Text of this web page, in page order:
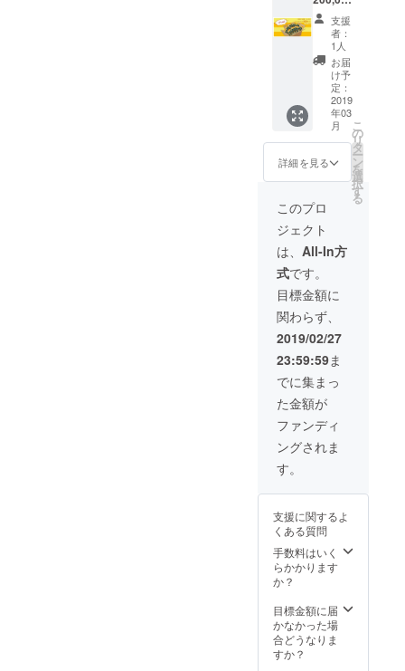
す。 ※1
円単位
は切り
捨てて
おりま
す。 ※
割引に
送料は
含まれ
ませ
ん。
として
沢山配
りた
い！』
等のご
要望に
お応え
し、50
個SET
をご用
意致し
円単位
は切り
捨てて
おりま
す。 ※1
箱に50
個まと
めてお
入れし
た状態
でのお
届けで
す。
円より
55％off
！！ 大
容量！
店舗・
法人向
けLordy
Roedy1
00個
SET 支
援額：
90,000
円(消費
税及び
送料込)
『商品
を仕入
れた
い！』
『販促
品とし
て使用
した
い！』
等のご
要望に
お応え
し、100
個SET
をご用
た！ な
半額以
下の
55％off
！！こ
の機会
お買い
求めく
ださ
い。 ※1
支援
者：
1人
お届
け予
定：
2019
年03
月
詳細を見る
こ
の
リ
タ
ー
ン
を
選
択
す
る
このプロ
ジェクト
は、 All-In方
式です。
目標金額に
関わらず、
2019/02/27
23:59:59ま
でに集まっ
た金額が
ファンディ
ングされま
す。
支援に関するよ
くある質問
手数料はいく
らかかります
か？
目標金額に届
かなかった場
合どうなりま
すか？